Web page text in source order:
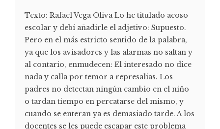
Texto: Rafael Vega Oliva Lo he titulado acoso
escolar y debí añadirle el adjetivo: Supuesto.
Pero en el más estricto sentido de la palabra,
ya que los avisadores y las alarmas no saltan y
al contario, enmudecen: El interesado no dice
nada y calla por temor a represalias. Los
padres no detectan ningún cambio en el niño
o tardan tiempo en percatarse del mismo, y
cuando se enteran ya es demasiado tarde. A los
docentes se les puede escapar este problema